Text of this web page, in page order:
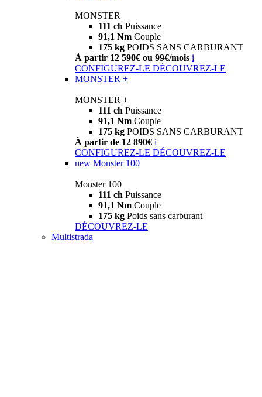
MONSTER
111 ch Puissance
91,1 Nm Couple
175 kg POIDS SANS CARBURANT
À partir 12 590€ ou 99€/mois i
CONFIGUREZ-LE DÉCOUVREZ-LE
MONSTER +
MONSTER +
111 ch Puissance
91,1 Nm Couple
175 kg POIDS SANS CARBURANT
À partir de 12 890€ i
CONFIGUREZ-LE DÉCOUVREZ-LE
new Monster 100
Monster 100
111 ch Puissance
91,1 Nm Couple
175 kg Poids sans carburant
DÉCOUVREZ-LE
Multistrada